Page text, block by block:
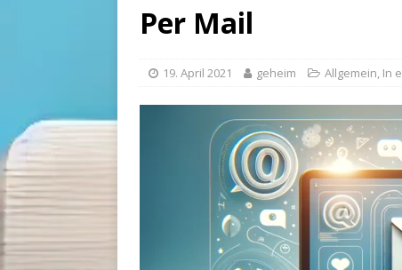
Per Mail
19. April 2021 geheim Allgemein, In